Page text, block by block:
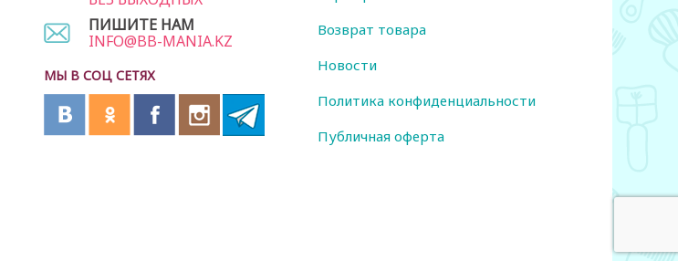
ПИШИТЕ НАМ
INFO@BB-MANIA.KZ
МЫ В СОЦ СЕТЯХ
Возврат товара
Новости
Политика конфиденциальности
Публичная оферта